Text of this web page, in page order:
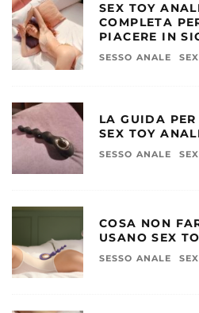
SEX TOY
COMPLETA
PIACERE IN
SESSO ANALE
LA GUIDA
SEX TOY
SESSO ANALE
COSA NON
USANO SEX
SESSO ANALE